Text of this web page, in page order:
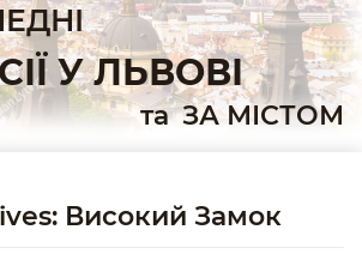
У ЛЬВОВІ
таЗА МІСТОМ
Високий Замок